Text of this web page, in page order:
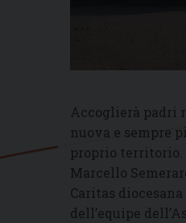
Accoglierà padri
nuova e sempre
proprio territorio.
Marcello
Caritas
dell’equipe